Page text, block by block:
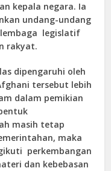
kepala negara. Ia
undang-undang
legislatif
rakyat.
dipengaruhi oleh
tersebut lebih
dalam pemikian
masih tetap
maka
perkembangan
dan kebebasan